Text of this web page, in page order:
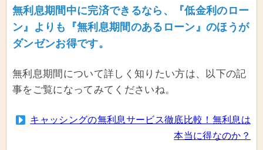
無利息期間中に完済できるなら、『低金利のロー
ン』よりも『無利息期間のあるローン』のほうが
ダンゼンお得です。
無利息期間について詳しく知りたい方は、以下の記
事をご覧になってみてくださいね。
キャッシングの無利息サービス徹底比較！無利息は
本当に得なのか？